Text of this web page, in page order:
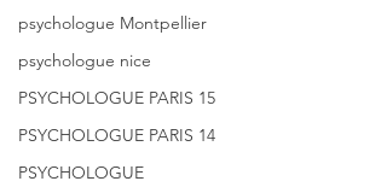
psychologue Montpellier
psychologue nice
PSYCHOLOGUE PARIS 15
PSYCHOLOGUE PARIS 14
PSYCHOLOGUE